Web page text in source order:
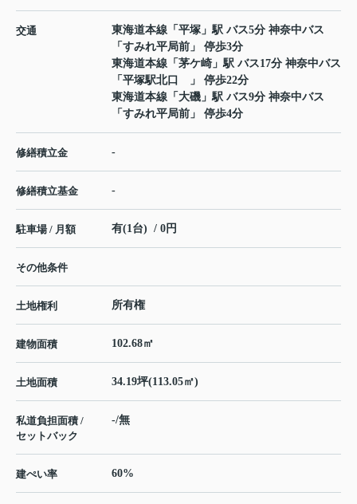
交通 東海道本線 「 平塚 」駅 バス5分 神奈中バス
「すみれ平局前」 停歩3分
東海道本線 「 茅ケ崎 」駅 バス17分 神奈中バス
「平塚駅北口 」 停歩22分
東海道本線 「 大磯 」駅 バス9分 神奈中バス
「すみれ平局前」 停歩4分
修繕積立金 -
修繕積立基金 -
駐車場 / 月額 有(1台) / 0円
その他条件
土地権利 所有権
建物面積 102.68㎡
土地面積 34.19坪(113.05㎡)
私道負担面積 /
セットバック
-/無
建ぺい率 60%